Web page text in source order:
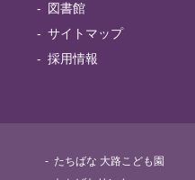
図書館
サイトマップ
採用情報
たちばな 大路こども園